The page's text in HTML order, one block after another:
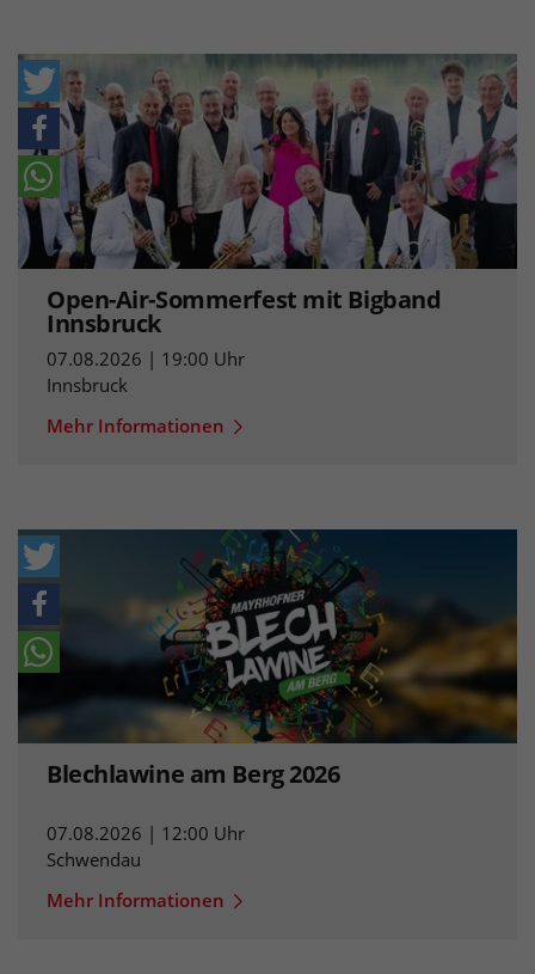
Open-Air-Sommerfest mit Bigband
Innsbruck
07.08.2026 | 19:00 Uhr
Innsbruck
Mehr Informationen
Blechlawine am Berg 2026
07.08.2026 | 12:00 Uhr
Schwendau
Mehr Informationen